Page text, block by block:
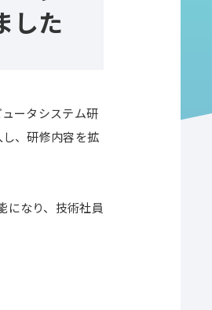
した
ータシステム研
、研修内容を拡
になり、技術社員